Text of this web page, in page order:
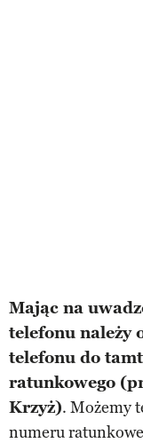
Mając na
telefonu należy
telefonu do
ratunkowego
Krzyż). Możemy
numeru